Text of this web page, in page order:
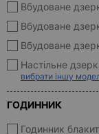
Вбудоване
Вбудоване
Вбудоване
Настільне
вибрати іншу
ГОДИННИК
Годинник